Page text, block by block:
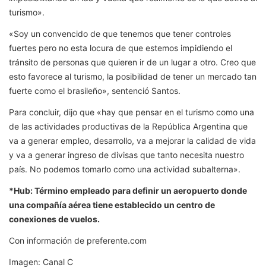
turismo».
«Soy un convencido de que tenemos que tener controles
fuertes pero no esta locura de que estemos impidiendo el
tránsito de personas que quieren ir de un lugar a otro. Creo que
esto favorece al turismo, la posibilidad de tener un mercado tan
fuerte como el brasileño», sentenció Santos.
Para concluir, dijo que «hay que pensar en el turismo como una
de las actividades productivas de la República Argentina que
va a generar empleo, desarrollo, va a mejorar la calidad de vida
y va a generar ingreso de divisas que tanto necesita nuestro
país. No podemos tomarlo como una actividad subalterna».
*Hub: Término empleado para definir un aeropuerto donde
una compañía aérea tiene establecido un centro de
conexiones de vuelos.
Con información de preferente.com
Imagen: Canal C